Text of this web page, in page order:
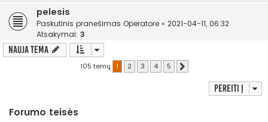
pelesis
Paskutinis pranešimas Operatore « 2021-04-11, 06:32
Atsakymai: 3
Nauja tema
105 temų 1 2 3 4 5
Pereiti į
Forumo teisės